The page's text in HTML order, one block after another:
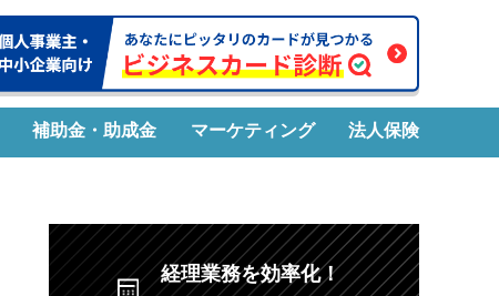
補助金・助成金 マーケティング 法人保険
経理業務を効率化！